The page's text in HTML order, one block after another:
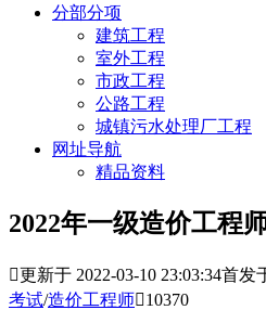
分部分项
建筑工程
室外工程
市政工程
公路工程
城镇污水处理厂工程
网址导航
精品资料
2022年一级造价工程
更新于 2022-03-10 23:03:34首发
考试/造价工程师10370